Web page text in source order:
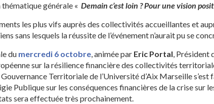
générale « Demain c’est loin ? Pour une vision
les plus vifs auprès des collectivités accueillantes et
sans lesquels la réussite de l’événement n’aurait pu se
du mercredi 6 octobre, animée par Eric Portal, Président
sur la résilience financière des collectivités
Territoriale de l’Université d’Aix Marseille
Publique sur les conséquences financières de la crise
sera effectuée très prochainement.